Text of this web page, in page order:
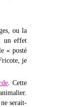
ou la
un effet
« posté
je
. Cette
serait-